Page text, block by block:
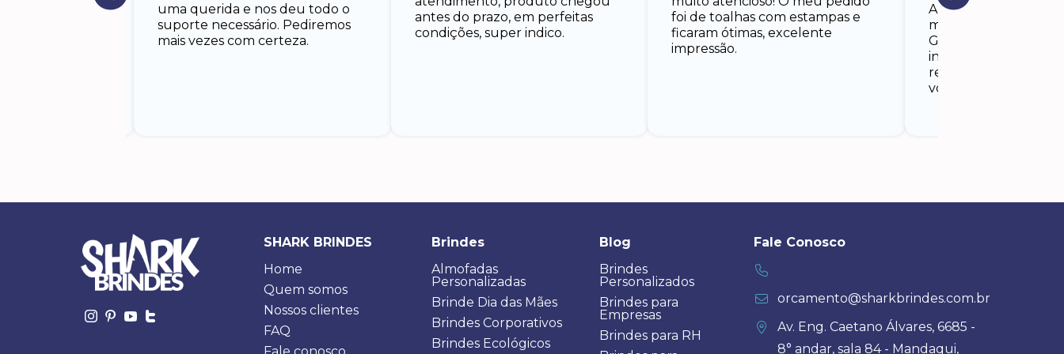
uma querida e nos deu todo o
suporte necessário. Pediremos
mais vezes com certeza.
antes do prazo, em perfeitas
condições, super indico.
foi de toalhas com estampas e
ficaram ótimas, excelente
impressão.
Além da qualidade
meu destaque vai
Gabriela, que foi
início ao fim. Está
recomendadíssima a
vocês!
SHARK BRINDES
Home
Quem somos
Nossos clientes
FAQ
Brindes
Almofadas
Personalizadas
Brinde Dia das Mães
Brindes Corporativos
Brindes Ecológicos
Blog
Brindes
Personalizados
Brindes para
Empresas
Brindes para RH
Fale Conosco
orcamento@sharkbrindes.com.br
Av. Eng. Caetano Álvares, 6685 -
8° andar, sala 84 - Mandaqui,